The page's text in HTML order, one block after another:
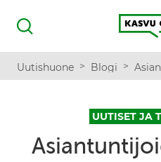
Haku
Kasvu Open
Uutishuone > Blogi >
UUTISET JA